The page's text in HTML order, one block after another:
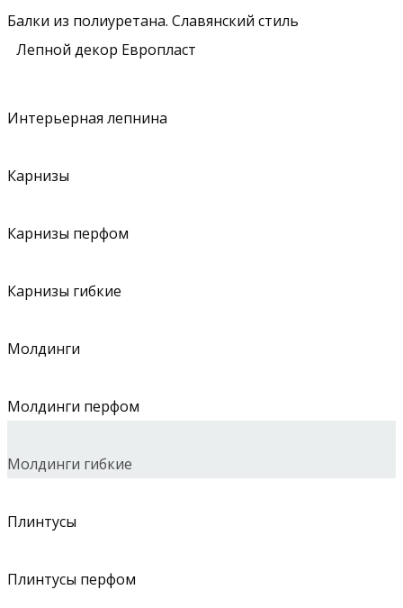
Балки из полиуретана. Славянский стиль
Лепной декор Европласт
Интерьерная лепнина
Карнизы
Карнизы перфом
Карнизы гибкие
Молдинги
Молдинги перфом
Молдинги гибкие
Плинтусы
Плинтусы перфом